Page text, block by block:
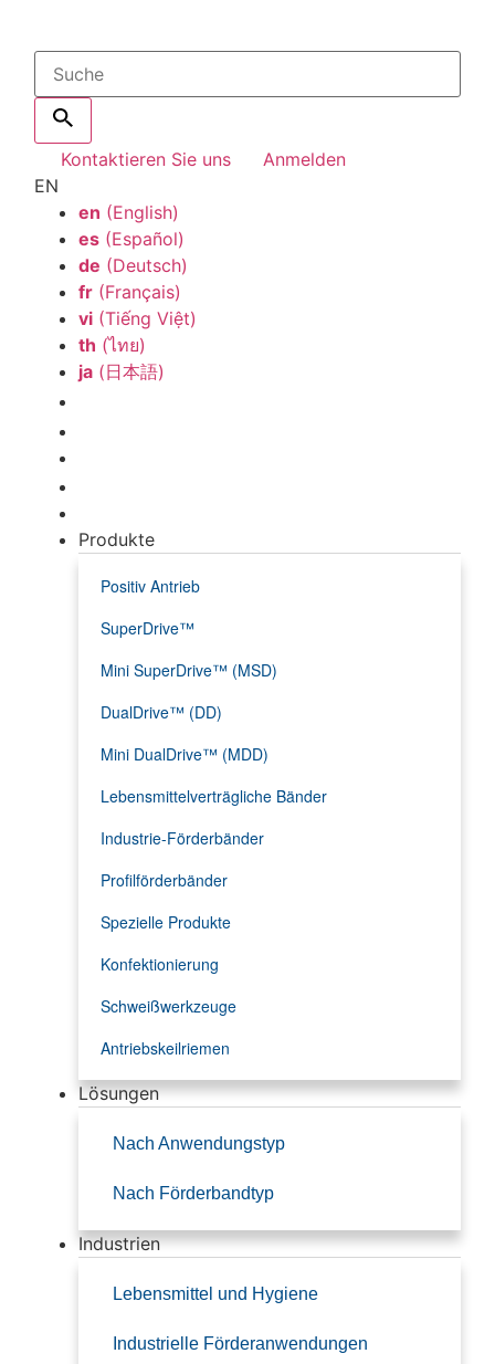
Kontaktieren Sie uns
Anmelden
EN
en (English)
es (Español)
de (Deutsch)
fr (Français)
vi (Tiếng Việt)
th (ไทย)
ja (日本語)
Produkte
Positiv Antrieb
SuperDrive™
Mini SuperDrive™ (MSD)
DualDrive™ (DD)
Mini DualDrive™ (MDD)
Lebensmittelverträgliche Bänder
Industrie-Förderbänder
Profilförderbänder
Spezielle Produkte
Konfektionierung
Schweißwerkzeuge
Antriebskeilriemen
Lösungen
Nach Anwendungstyp
Nach Förderbandtyp
Industrien
Lebensmittel und Hygiene
Industrielle Förderanwendungen